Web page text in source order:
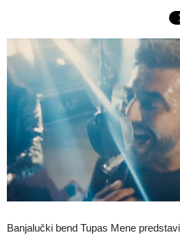
Banjalučki bend Tupas Mene